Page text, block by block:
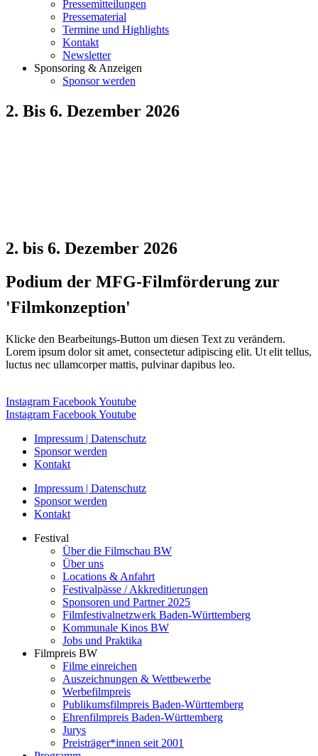
Pressemitteilungen
Pressematerial
Termine und Highlights
Kontakt
Newsletter
Sponsoring & Anzeigen
Sponsor werden
2. Bis 6. Dezember 2026
2. bis 6. Dezember 2026
Podium der MFG-Filmförderung zur
'Filmkonzeption'
Klicke den Bearbeitungs-Button um diesen Text zu verändern.
Lorem ipsum dolor sit amet, consectetur adipiscing elit. Ut elit tellus,
luctus nec ullamcorper mattis, pulvinar dapibus leo.
Instagram FacebookYoutube
Instagram FacebookYoutube
Impressum | Datenschutz
Sponsor werden
Kontakt
Impressum | Datenschutz
Sponsor werden
Kontakt
Festival
Über die Filmschau BW
Über uns
Locations & Anfahrt
Festivalpässe / Akkreditierungen
Sponsoren und Partner 2025
Filmfestivalnetzwerk ­Baden-Württemberg
Kommunale Kinos BW
Jobs und Praktika
Filmpreis BW
Filme einreichen
Auszeichnungen & Wettbewerbe
Werbefilmpreis
Publikumsfilmpreis Baden-Württemberg
Ehrenfilmpreis Baden-Württemberg
Jurys
Preisträger*innen seit 2001